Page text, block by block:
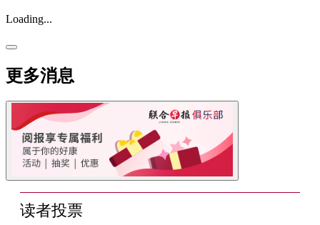
Loading...
更多消息